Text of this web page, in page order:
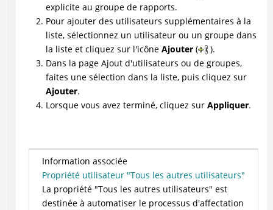
explicite au groupe de rapports.
Pour ajouter des utilisateurs supplémentaires à la
liste, sélectionnez un utilisateur ou un groupe dans
la liste et cliquez sur l'icône Ajouter(
).
Dans la page Ajout d'utilisateurs ou de groupes,
faites une sélection dans la liste, puis cliquez sur
Ajouter.
Lorsque vous avez terminé, cliquez sur Appliquer.
Information associée
Propriété utilisateur "Tous les autres utilisateurs"
La propriété "Tous les autres utilisateurs" est
destinée à automatiser le processus d'affectation